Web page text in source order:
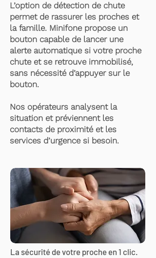
L’option de détection de chute
permet de rassurer les proches et
la famille. Minifone propose un
bouton capable de lancer une
alerte automatique si votre proche
chute et se retrouve immobilisé,
sans nécessité d’appuyer sur le
bouton.
Nos opérateurs analysent la
situation et préviennent les
contacts de proximité et les
services d’urgence si besoin.
La sécurité de votre proche en 1 clic.